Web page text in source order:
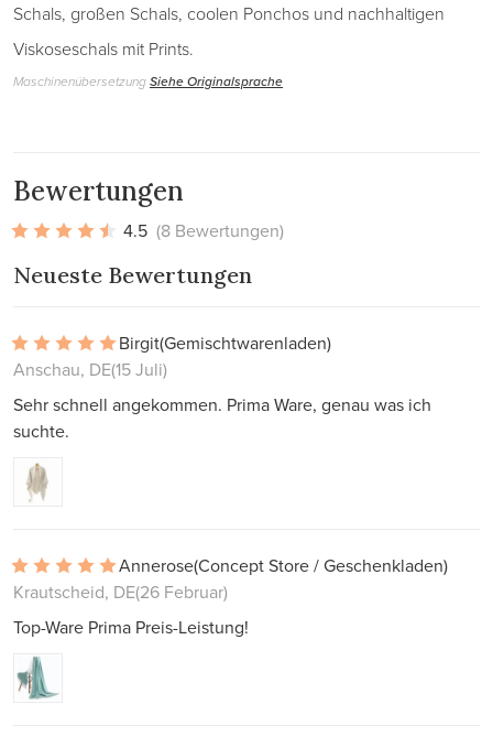
Schals, großen Schals, coolen Ponchos und nachhaltigen
Viskoseschals mit Prints.
MaschinenübersetzungSiehe Originalsprache
Bewertungen
4.5 (8 Bewertungen)
Neueste Bewertungen
Birgit(Gemischtwarenladen)
Anschau, DE(15 Juli)
Sehr schnell angekommen. Prima Ware, genau was ich
suchte.
Annerose(Concept Store / Geschenkladen)
Krautscheid, DE(26 Februar)
Top-Ware Prima Preis-Leistung!